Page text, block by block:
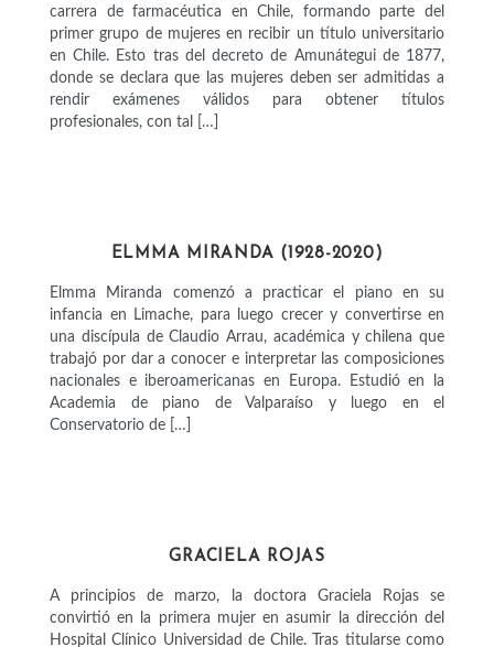
carrera de farmacéutica en Chile, formando parte del
primer grupo de mujeres en recibir un título universitario
en Chile. Esto tras del decreto de Amunátegui de 1877,
donde se declara que las mujeres deben ser admitidas a
rendir exámenes válidos para obtener títulos
profesionales, con tal […]
ELMMA MIRANDA (1928-2020)
Elmma Miranda comenzó a practicar el piano en su
infancia en Limache, para luego crecer y convertirse en
una discípula de Claudio Arrau, académica y chilena que
trabajó por dar a conocer e interpretar las composiciones
nacionales e iberoamericanas en Europa. Estudió en la
Academia de piano de Valparaíso y luego en el
Conservatorio de […]
GRACIELA ROJAS
A principios de marzo, la doctora Graciela Rojas se
convirtió en la primera mujer en asumir la dirección del
Hospital Clínico Universidad de Chile. Tras titularse como